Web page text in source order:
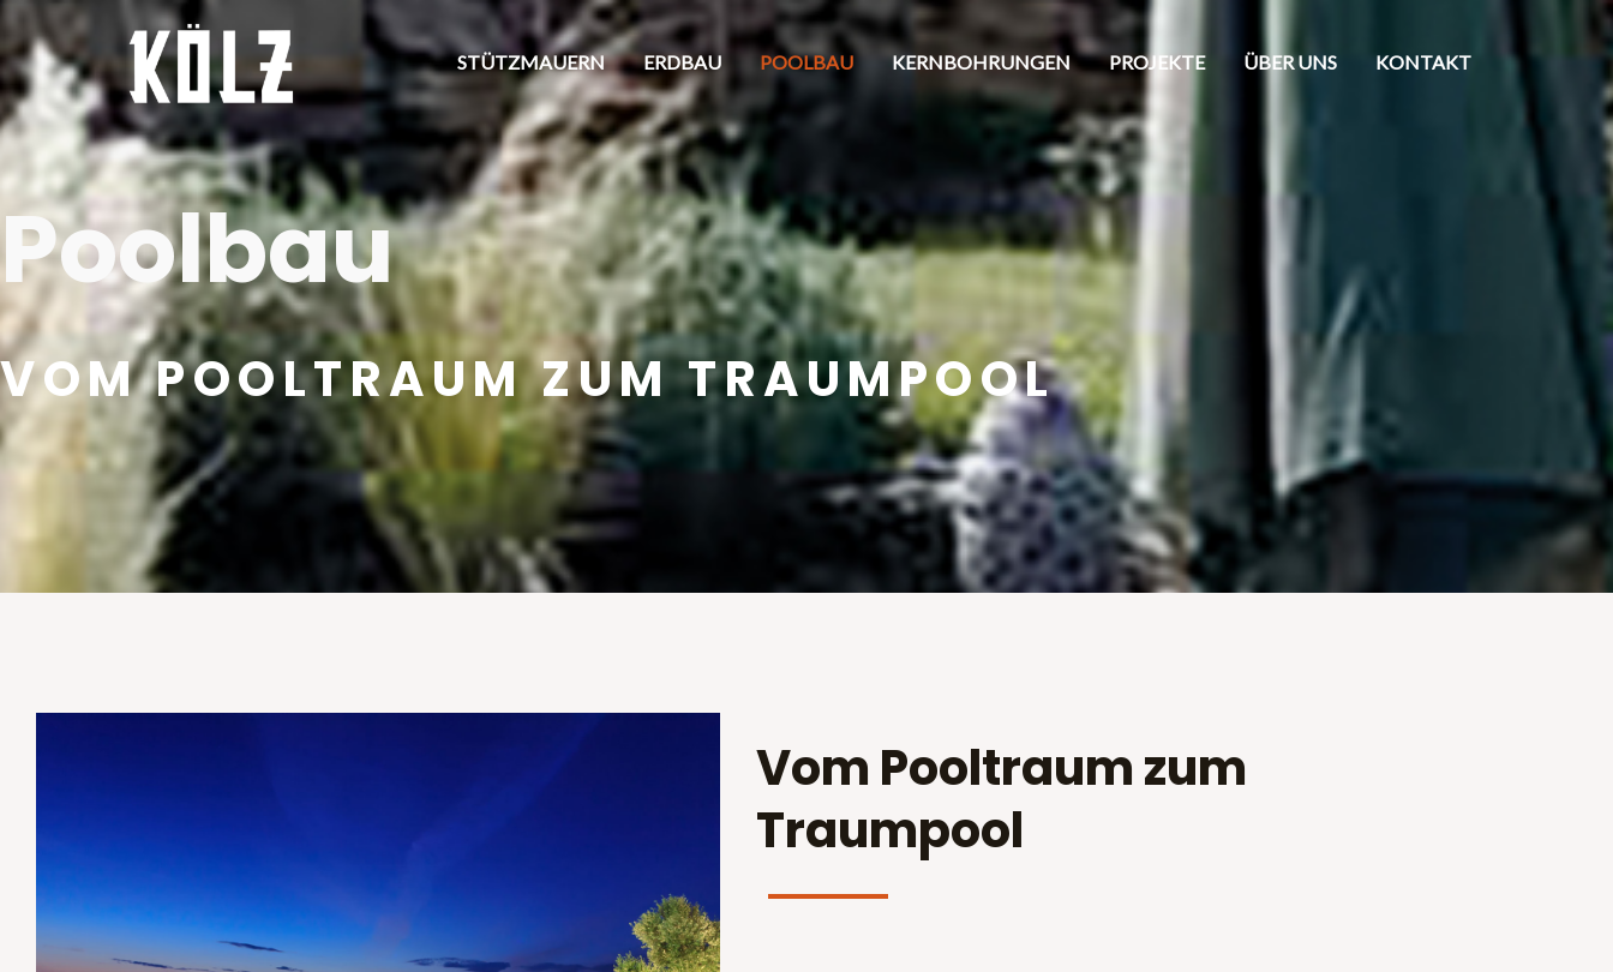
STÜTZMAUERN ERDBAU POOLBAU KERNBOHRUNGEN PROJEKTE ÜBER UNS KONTAKT
Poolbau
VOM POOLTRAUM ZUM TRAUMPOOL
Vom Pooltraum zum
Traumpool